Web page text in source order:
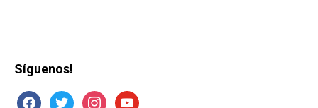
Síguenos!
facebooktwitter instagramyoutube